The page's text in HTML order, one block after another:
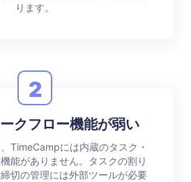
ります。
2
クフロー機能が弱い
TimeCampには内蔵のタスク・
能がありません。タスクの割り
切の管理には外部ツールが必要